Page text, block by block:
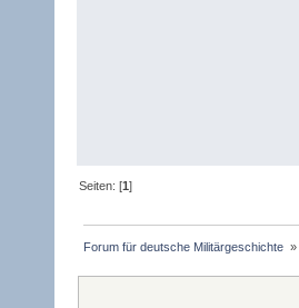
Seiten: [1]
Forum für deutsche Militärgeschichte »